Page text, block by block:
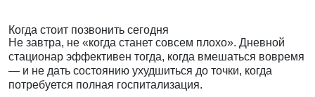
Когда стоит позвонить сегодня
Не завтра, не «когда станет совсем плохо». Дневной
стационар эффективен тогда, когда вмешаться вовремя
— и не дать состоянию ухудшиться до точки, когда
потребуется полная госпитализация.